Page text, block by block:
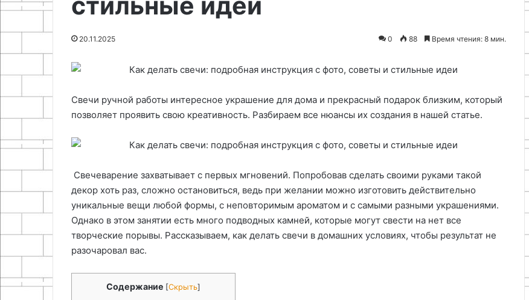
20.11.2025 0 88 Время чтения: 8 мин.
Свечи ручной работы интересное украшение для дома и прекрасный подарок близким, который
позволяет проявить свою креативность. Разбираем все нюансы их создания в нашей статье.
Свечеварение захватывает с первых мгновений. Попробовав сделать своими руками такой
декор хоть раз, сложно остановиться, ведь при желании можно изготовить действительно
уникальные вещи любой формы, с неповторимым ароматом и с самыми разными украшениями.
Однако в этом занятии есть много подводных камней, которые могут свести на нет все
творческие порывы. Рассказываем, как делать свечи в домашних условиях, чтобы результат не
разочаровал вас.
Содержание [Скрыть]
01.05.2026
оборотов для двигателя
дизайне
Преимущества использования
деревянных паллет в
руками: пошаговый мастер-